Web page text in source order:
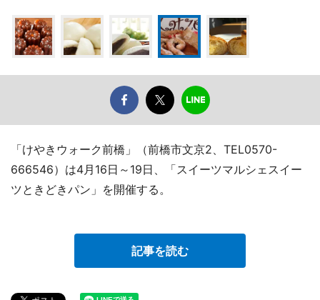
「けやきウォーク前橋」（前橋市文京2、TEL0570-
666546）は4月16日～19日、「スイーツマルシェスイー
ツときどきパン」を開催する。
記事を読む